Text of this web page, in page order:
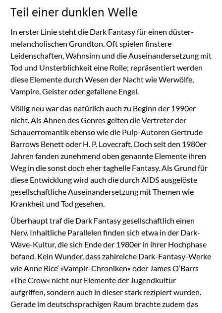
Teil einer dunklen Welle
In erster Linie steht die Dark Fantasy für einen düster-
melancholischen Grundton. Oft spielen finstere
Leidenschaften, Wahnsinn und die Auseinandersetzung mit
Tod und Unsterblichkeit eine Rolle; repräsentiert werden
diese Elemente durch Wesen der Nacht wie Werwölfe,
Vampire, Geister oder gefallene Engel.
Völlig neu war das natürlich auch zu Beginn der 1990er
nicht. Als Ahnen des Genres gelten die Vertreter der
Schauerromantik ebenso wie die Pulp-Autoren Gertrude
Barrows Benett oder H. P. Lovecraft. Doch seit den 1980er
Jahren fanden zunehmend oben genannte Elemente ihren
Weg in die sonst doch eher taghelle Fantasy. Als Grund für
diese Entwicklung wird auch die durch AIDS ausgelöste
gesellschaftliche Auseinandersetzung mit Themen wie
Krankheit und Tod gesehen.
Überhaupt traf die Dark Fantasy gesellschaftlich einen
Nerv. Inhaltliche Parallelen finden sich etwa in der Dark-
Wave-Kultur, die sich Ende der 1980er in ihrer Hochphase
befand. Kein Wunder, dass zahlreiche Dark-Fantasy-Werke
wie Anne Rice‘ »Vampir-Chroniken« oder James O’Barrs
»The Crow« nicht nur Elemente der Jugendkultur
aufgriffen, sondern auch in dieser stark rezipiert wurden.
Gerade im deutschsprachigen Raum brachte zudem das